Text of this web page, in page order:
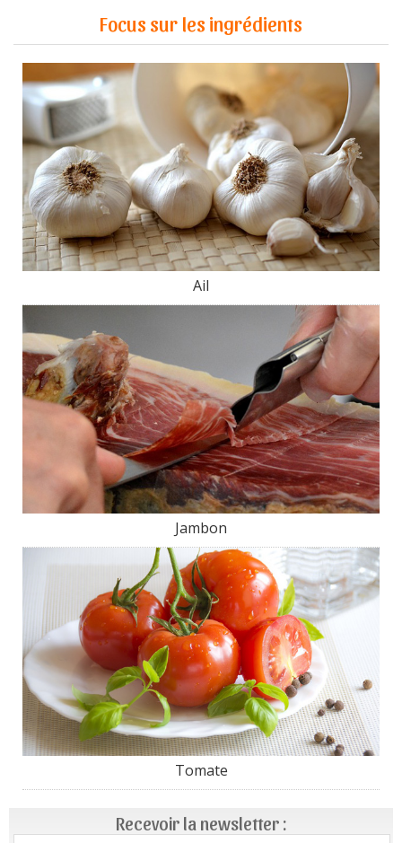
Focus sur les ingrédients
Ail
Jambon
Tomate
Recevoir la newsletter :